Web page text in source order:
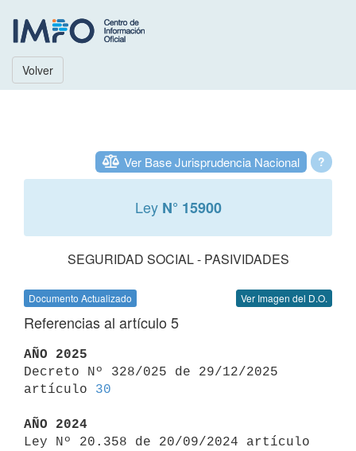
Volver
?
Ver Base Jurisprudencia Nacional
Ley N° 15900
SEGURIDAD SOCIAL - PASIVIDADES
Documento Actualizado Ver Imagen del D.O.
Referencias al artículo 5
AÑO 2025
Decreto Nº 328/025 de 29/12/2025
artículo 30
AÑO 2024